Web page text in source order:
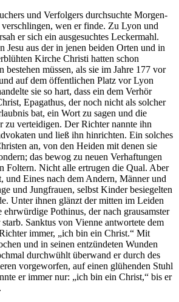
und Verfolgers durchsuchte Morgen-
wen er finde. Zu Lyon und
er sich ein ausgesuchtes Leckermahl.
Jesu aus der in jenen beiden Orten und in
Kirche Christi hatten schon
bestehen müssen, als sie im Jahre 177 vor
auf dem öffentlichen Platz vor Lyon
sie so hart, dass ein dem Verhör
Epagathus, der noch nicht als solcher
bat, ein Wort zu sagen und die
zu verteidigen. Der Richter nannte ihn
und ließ ihn hinrichten. Ein solches
an, von den Heiden mit denen sie
das bewog zu neuen Verhaftungen
Foltern. Nicht alle ertrugen die Qual. Aber
und Eines nach dem Andern, Männer und
und Jungfrauen, selbst Kinder besiegelten
Unter ihnen glänzt der mitten im Leiden
Pothinus, der nach grausamster
Sanktus von Vienne antwortete dem
immer, „ich bin ein Christ.“ Mit
und in seinen entzündeten Wunden
durchwühlt überwand er durch des
vorgeworfen, auf einen glühenden Stuhl
er immer nur: „ich bin ein Christ,“ bis er